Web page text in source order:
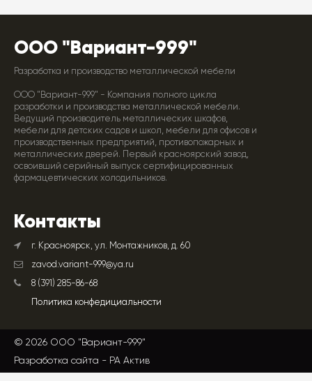
ООО "Вариант-999"
Разработка и производство металлической мебели
ООО "Вариант-999" - Компания полного цикла
разработки и производства металлической мебели.
Ведущий производитель металлических шкафов,
мебели для детских садов и школ, мебели для офисов и
производственных предприятий, противопожарных и
металлических дверей. Первый красноярский завод,
освоивший серийный выпуск сертифицированных
фармацевтических холодильников.
Контакты
г. Красноярск, ул. Монтажников, д. 60
zavod.variant-999@ya.ru
8 (391) 285-86-68
Политика конфедициальности
© 2026 ООО "Вариант-999"
Разработка сайта - РА Актив